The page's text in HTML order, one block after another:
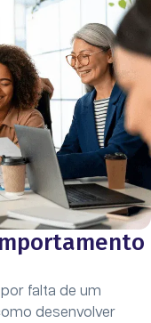
falta de um
desenvolver